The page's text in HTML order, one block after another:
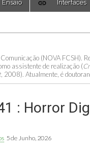
Ensaio Interfaces
(NOVA FCSH).
assistente de realização (
, 2008). Atualmente, é
: Horror
5 de Junho, 2026